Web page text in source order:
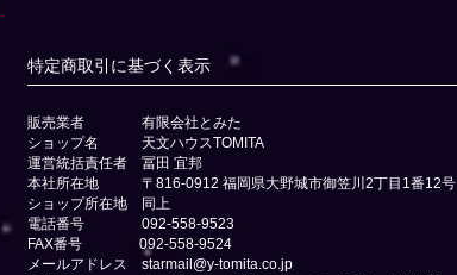
特定商取引に基づく表示
販売業者 有限会社とみた
ショップ名 天文ハウスTOMITA
運営統括責任者 冨田 宜邦
本社所在地 〒816-0912 福岡県大野城市御笠川2丁目1番12号
​ショップ所在地 同上
電話番号 092-558-9523
FAX番号 092-558-9524
メールアドレス starmail@y-tomita.co.jp